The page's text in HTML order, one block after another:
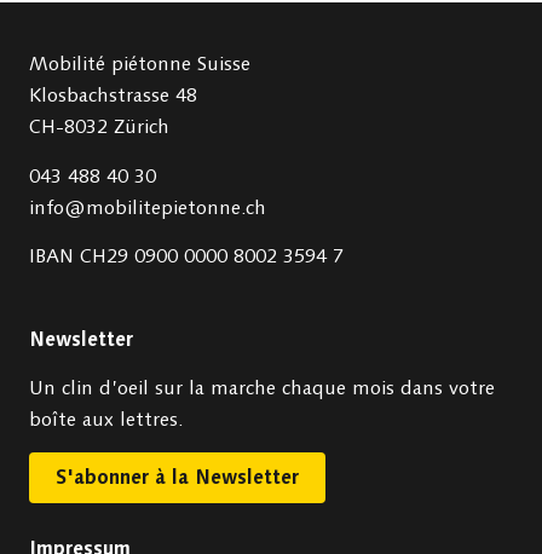
Mobilité piétonne Suisse
Klosbachstrasse 48
CH-8032 Zürich
043 488 40 30
info@mobilitepietonne.ch
IBAN CH29 0900 0000 8002 3594 7
Newsletter
Un clin d’oeil sur la marche chaque mois dans votre
boîte aux lettres.
S'abonner à la Newsletter